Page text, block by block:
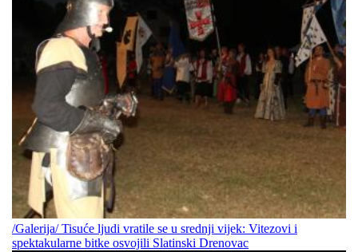
/Galerija/ Tisuće ljudi vratile se u srednji vijek: Vitezovi i
spektakularne bitke osvojili Slatinski Drenovac